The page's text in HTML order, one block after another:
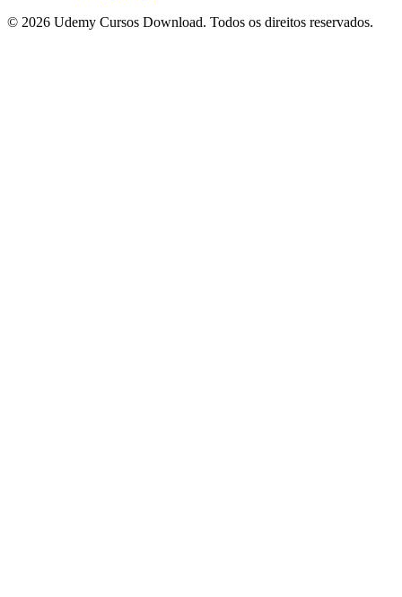
© 2026 Udemy Cursos Download. Todos os direitos reservados.